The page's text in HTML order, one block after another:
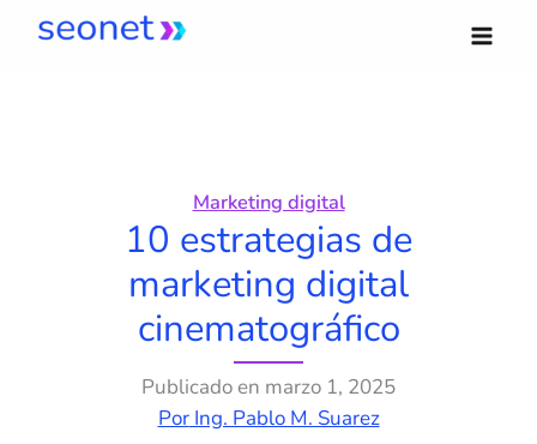
Marketing digital
10 estrategias de
marketing digital
cinematográfico
Publicado en marzo 1, 2025
PorIng. Pablo M. Suarez